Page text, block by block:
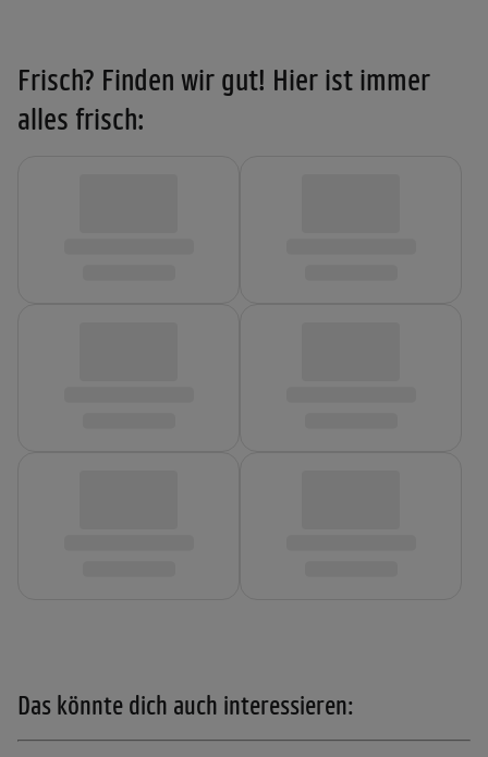
Frisch? Finden wir gut! Hier ist immer
alles frisch:
Das könnte dich auch interessieren: